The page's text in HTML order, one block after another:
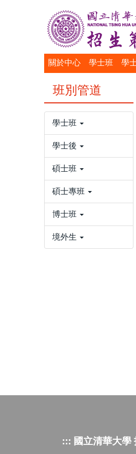
關於中心 學士班 學
班別管道
學士班
學士後
碩士班
碩士專班
博士班
境外生
::: 國立清華大學